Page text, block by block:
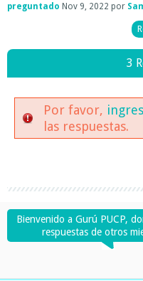
preguntado Nov 9, 2022 por
3
Por favor,
las respuestas.
Bienvenido a Gurú PUCP,
respuestas de otros